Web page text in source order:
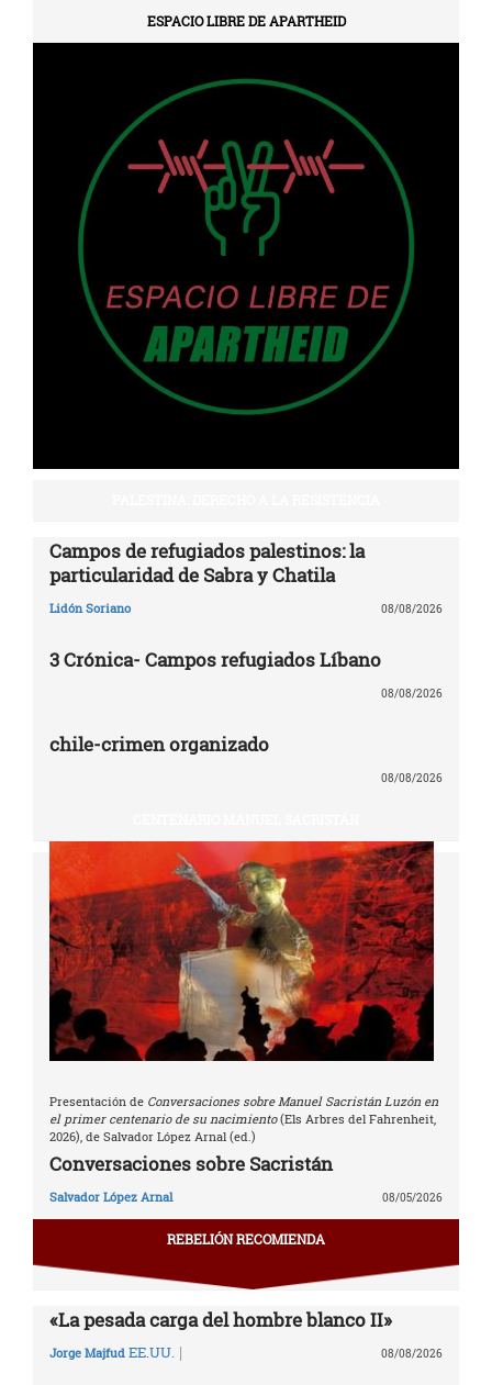
ESPACIO LIBRE DE APARTHEID
Campos de refugiados palestinos: la
particularidad de Sabra y Chatila
Lidón Soriano 08/08/2026
3 Crónica- Campos refugiados Líbano
08/08/2026
chile-crimen organizado
08/08/2026
Presentación de Conversaciones sobre Manuel Sacristán Luzón en
el primer centenario de su nacimiento(Els Arbres del Fahrenheit,
2026), de Salvador López Arnal (ed.)
Conversaciones sobre Sacristán
Salvador López Arnal 08/05/2026
REBELIÓN RECOMIENDA
«La pesada carga del hombre blanco II»
Jorge Majfud EE.UU. | 08/08/2026